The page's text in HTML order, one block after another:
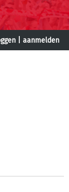
aanmelden